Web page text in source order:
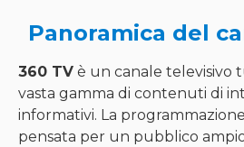
Panoramica del
360 TV è un canale televisivo
vasta gamma di contenuti di
informativi. La
pensata per un pubblico